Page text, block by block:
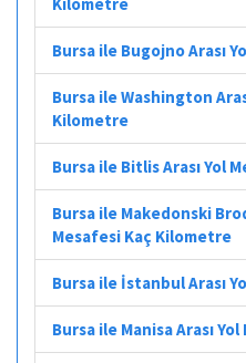
Bursa ile Bugojno Arası
Bursa ile Washington
Kilometre
Bursa ile Bitlis Arası Yol
Bursa ile Makedonski
Mesafesi Kaç Kilometre
Bursa ile İstanbul Arası
Bursa ile Manisa Arası